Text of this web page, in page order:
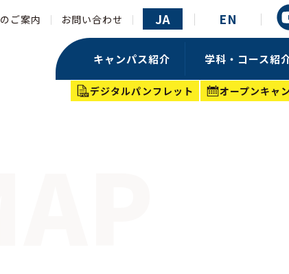
ご案内 お問い合わせ JA EN
キャンパス紹介 学科・コース紹
デジタルパンフレット オープンキャ